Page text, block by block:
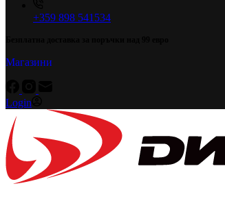
+359 898 541534
Магазини
Login